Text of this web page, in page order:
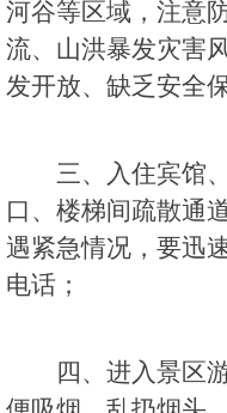
河谷等区域，注意
流、山洪暴发灾害
发开放、缺乏安全
三、入住宾馆
口、楼梯间疏散通
遇紧急情况，要迅
电话；
四、进入景区